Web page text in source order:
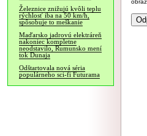
Železnice znižujú kvôli teplu
rýchlosť iba na 50 km/h,
spôsobuje to meškanie
Maďarsko jadrovú elektráreň
nakoniec kompletne
neodstavilo, Rumunsko mení
tok Dunaja
Odštartovala nová séria
populárneho sci-fi Futurama